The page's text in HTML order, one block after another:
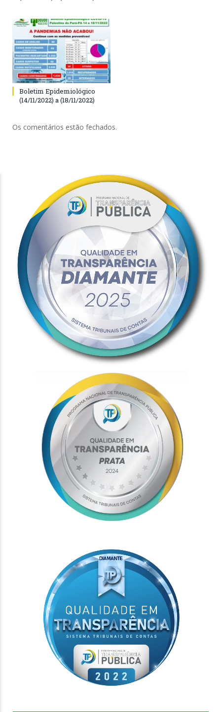
Boletim Epidemiológico
(14/11/2022) a (18/11/2022)
Os comentários estão fechados.